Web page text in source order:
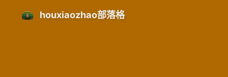
houxiaozhao部落格